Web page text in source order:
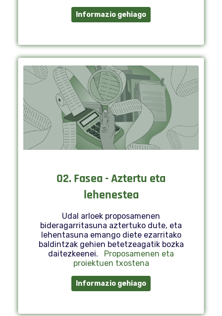
Informazio gehiago
02. Fasea - Aztertu eta
lehenestea
Udal arloek proposamenen
bideragarritasuna aztertuko dute, eta
lehentasuna emango diete ezarritako
baldintzak gehien betetzeagatik bozka
daitezkeenei.
Proposamenen eta
proiektuen txostena
Informazio gehiago